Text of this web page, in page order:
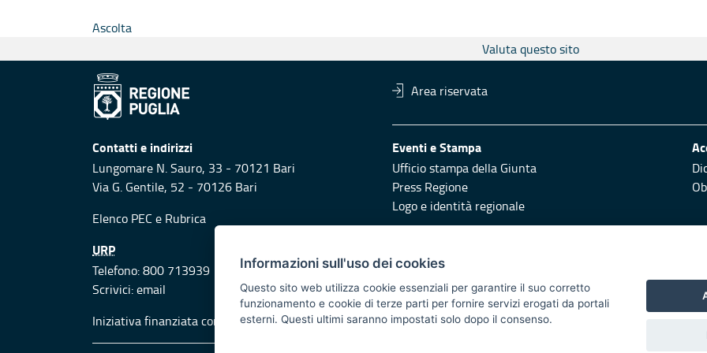
Ascolta
Valuta questo sito
Area riservata
Contatti e indirizzi
Lungomare N. Sauro, 33 - 70121 Bari
Via G. Gentile, 52 - 70126 Bari
Elenco PEC e Rubrica
Eventi e Stampa
Ufficio stampa della Giunta
Press Regione
Logo e identità regionale
URP
Telefono: 800 713939
Scrivici:email
Responsabili di pubblicazione
Iniziativa finanziata con risorse del POR Puglia 2014/2020 - Asse XI
Informazioni sull'uso dei cookies
Questo sito web utilizza cookie essenziali per garantire il suo corretto
funzionamento e cookie di terze parti per fornire servizi erogati da portali
esterni. Questi ultimi saranno impostati solo dopo il consenso.